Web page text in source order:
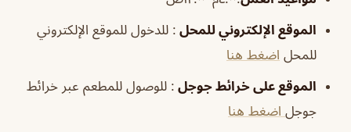
الموقع الإلكتروني للمحل : للدخول للموقع الإلكتروني
للمحل اضغط هنا
الموقع على خرائط جوجل : للوصول للمطعم عبر خرائط
جوجل اضغط هنا